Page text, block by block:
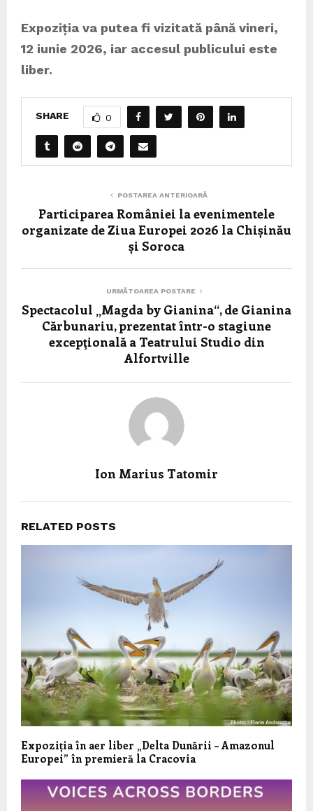
Expoziția va putea fi vizitată până vineri,
12 iunie 2026, iar accesul publicului este
liber.
SHARE 0
POSTAREA ANTERIOARĂ
Participarea României la evenimentele
organizate de Ziua Europei 2026 la Chișinău
și Soroca
URMĂTOAREA POSTARE
Spectacolul „Magda by Gianina“, de Gianina
Cărbunariu, prezentat într-o stagiune
excepţională a Teatrului Studio din
Alfortville
Ion Marius Tatomir
RELATED POSTS
Expoziția în aer liber „Delta Dunării – Amazonul
Europei” în premieră la Cracovia